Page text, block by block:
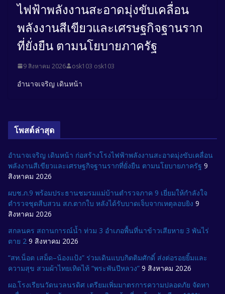
ไฟฟ้าพลังงานสะอาดมุ่งขับเคลื่อน
พลังงานสีเขียวและเศรษฐกิจฐานราก
ที่ยั่งยืน ตามนโยบายภาครัฐ
9 สิงหาคม 2026 osk103 osk103
อำนาจเจริญ เดินหน้า
โพสต์ล่าสุด
อำนาจเจริญ เดินหน้า ก่อสร้างโรงไฟฟ้าพลังงานสะอาดมุ่งขับเคลื่อน
พลังงานสีเขียวและเศรษฐกิจฐานรากที่ยั่งยืน ตามนโยบายภาครัฐ 9
สิงหาคม 2026
ผบช.ภ.9 พร้อมประธานชมรมแม่บ้านตำรวจภาค 9 เยี่ยมให้กำลังใจ
ตำรวจชุดสืบสวน สภ.ตากใบ หลังได้รับบาดเจ็บจากเหตุลอบยิง 9
สิงหาคม 2026
สกลนคร สถานการณ์น้ำ ท่วม 3 อำเภอพื้นที่นาข้าวเสียหาย 3 พันไร่
ตาย 2 9 สิงหาคม 2026
“สท.น็อต เสม็ด–น้องแป้ง” ร่วมเดินแบบกิตติมศักดิ์ ส่งต่อรอยยิ้มและ
ความสุข สวมผ้าไทยเทิดไท้ “พระพันปีหลวง” 9 สิงหาคม 2026
ผอ.โรงเรียนวัดนวลนรดิศ เตรียมเพิ่มมาตรการความปลอดภัย จัดหา